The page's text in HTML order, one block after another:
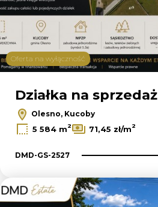
Oferta na wyłączność
Działka na sprzedaż
Olesno, Kucoby
5 584 m2 71,45 zł/m2
DMD-GS-2527